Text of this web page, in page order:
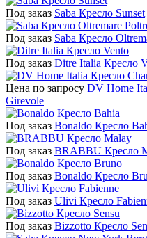
Под заказ Saba Кресло Sunset
Под заказ Saba Кресло
Под заказ Ditre Italia Кресло
Цена по запросу DV Home
Girevole
Под заказ Bonaldo Кресло
Под заказ BRABBU Кресло
Под заказ Bonaldo Кресло
Под заказ Ulivi Кресло
Под заказ Bizzotto Кресло